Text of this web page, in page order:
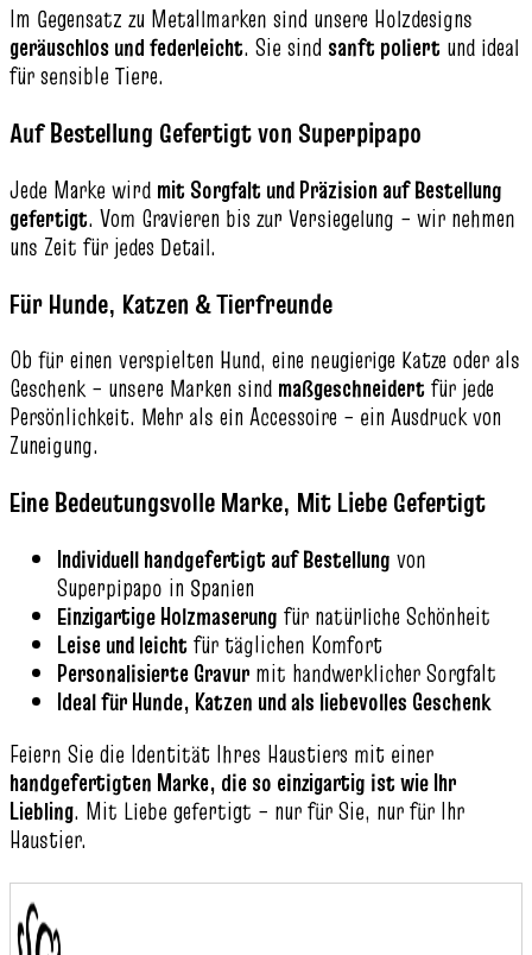
Im Gegensatz zu Metallmarken sind unsere Holzdesigns
geräuschlos und federleicht. Sie sind sanft poliert und ideal
für sensible Tiere.
Auf Bestellung Gefertigt von Superpipapo
Jede Marke wird mit Sorgfalt und Präzision auf Bestellung
gefertigt. Vom Gravieren bis zur Versiegelung – wir nehmen
uns Zeit für jedes Detail.
Für Hunde, Katzen & Tierfreunde
Ob für einen verspielten Hund, eine neugierige Katze oder als
Geschenk – unsere Marken sind maßgeschneidertfür jede
Persönlichkeit. Mehr als ein Accessoire – ein Ausdruck von
Zuneigung.
Eine Bedeutungsvolle Marke, Mit Liebe Gefertigt
Individuell handgefertigt auf Bestellung von
Superpipapo in Spanien
Einzigartige Holzmaserung für natürliche Schönheit
Leise und leichtfür täglichen Komfort
Personalisierte Gravur mit handwerklicher Sorgfalt
Ideal für Hunde, Katzen und als liebevolles Geschenk
Feiern Sie die Identität Ihres Haustiers mit einer
handgefertigten Marke, die so einzigartig ist wie Ihr
Liebling. Mit Liebe gefertigt – nur für Sie, nur für Ihr
Haustier.